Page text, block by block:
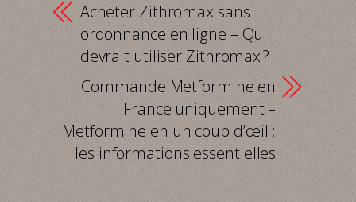
Acheter Zithromax sans
ordonnance en ligne – Qui
devrait utiliser Zithromax ?
Commande Metformine en
France uniquement –
Metformine en un coup d’œil :
les informations essentielles